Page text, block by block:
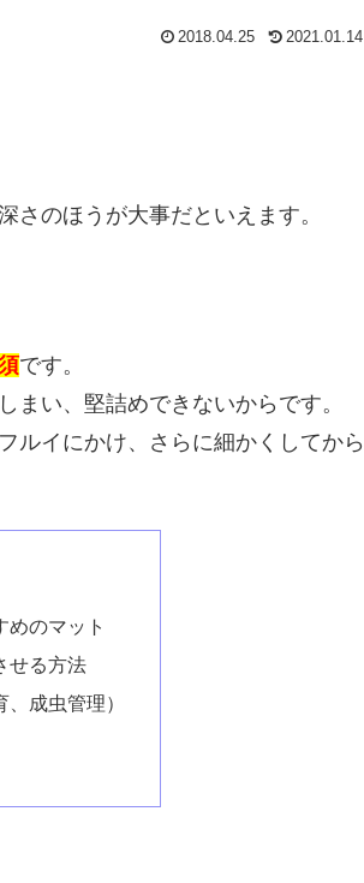
2018.04.25 2021.01.14
さのほうが大事だといえます。
です。
まい、堅詰めできないからです。
ルイにかけ、さらに細かくしてから
めのマット
せる方法
成虫管理）